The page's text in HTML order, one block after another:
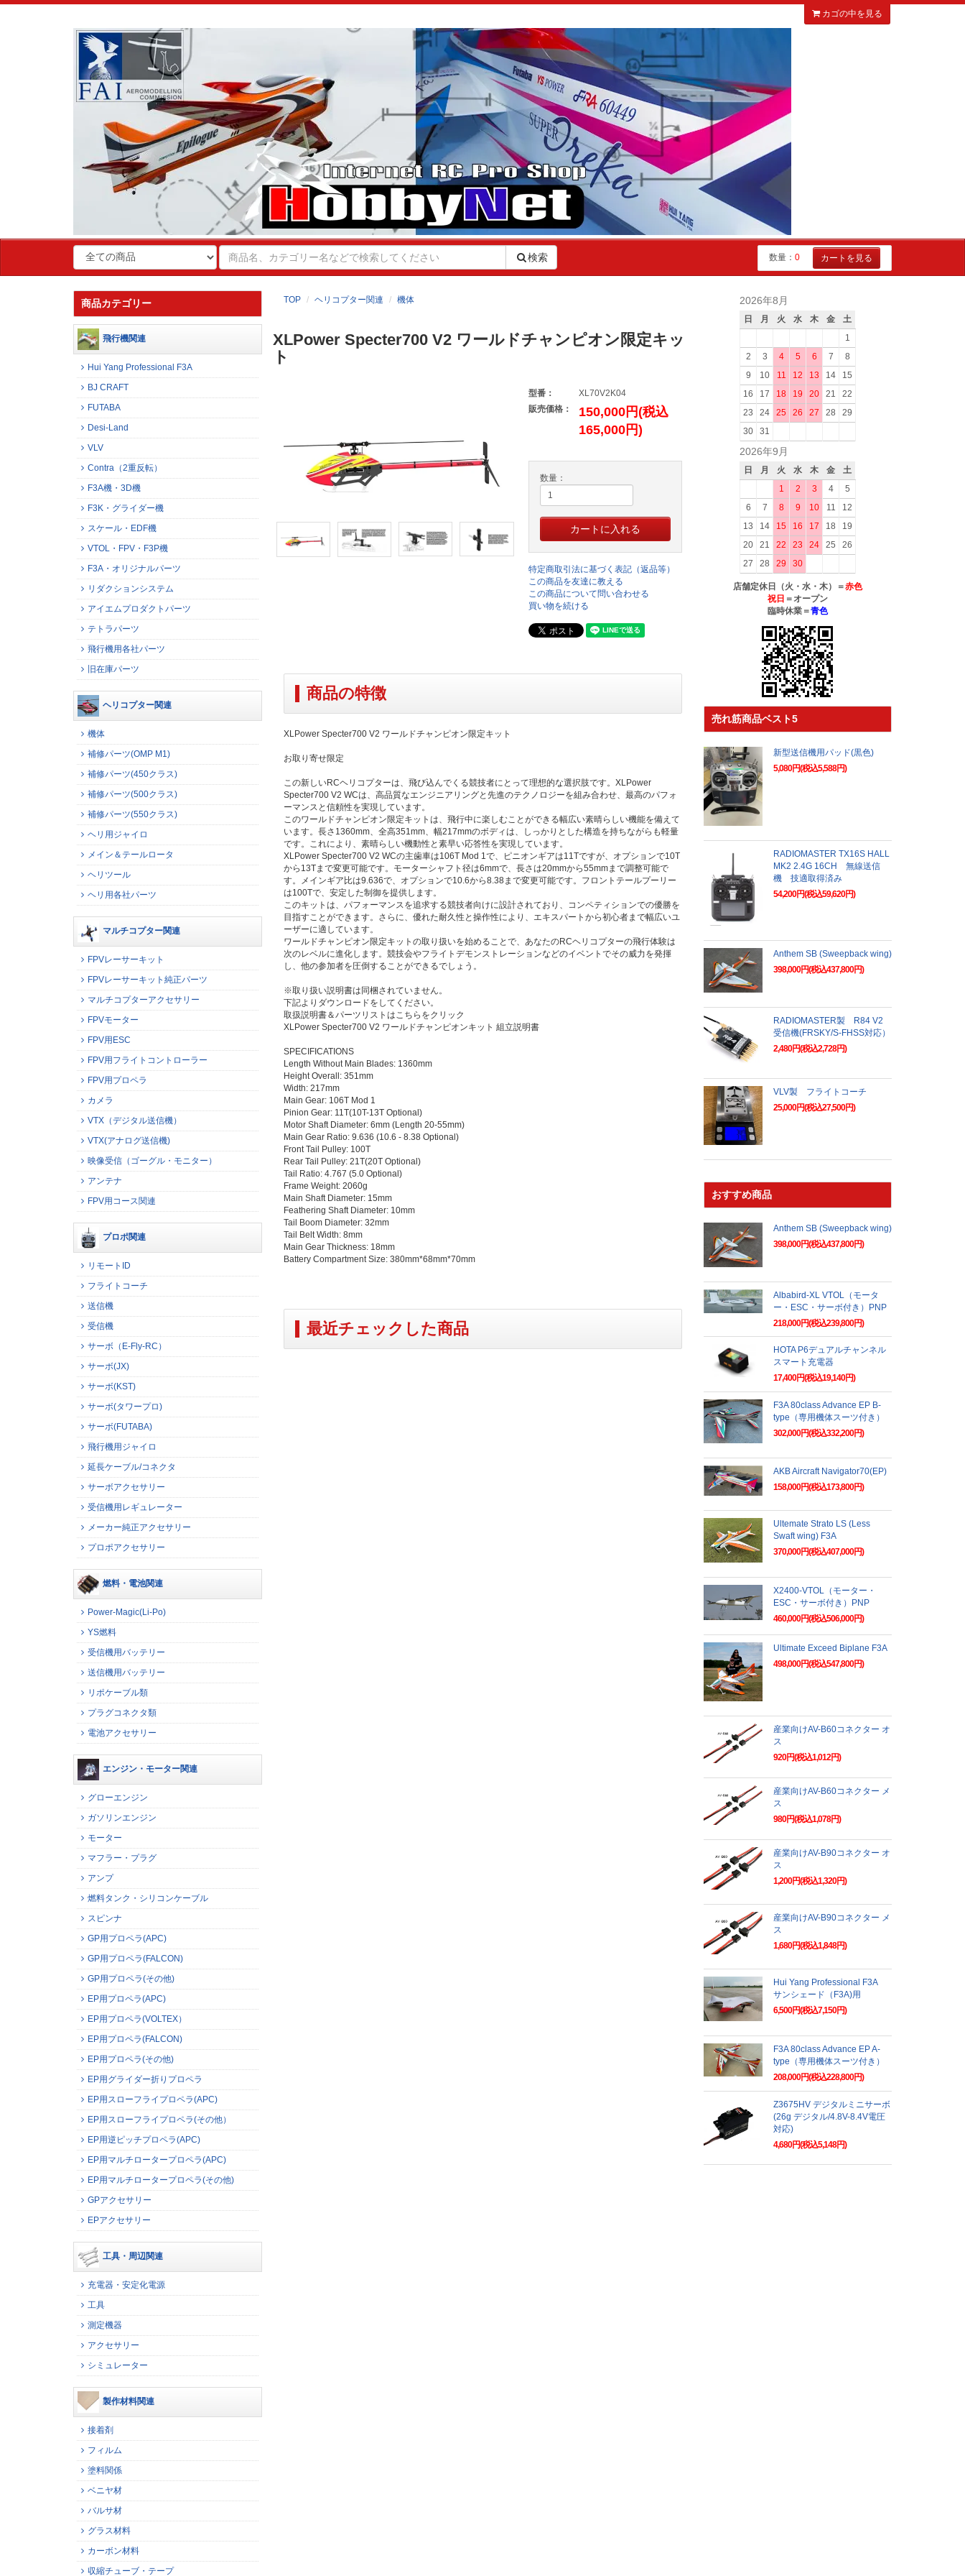
カゴの中を見る
検索 数量： 0 カートを見る
TOP ヘリコプター関連 機体
XLPower Specter700 V2 ワールドチャンピオン限定キッ
ト
型番：
XL70V2K04
販売価格：
150,000円(税込
165,000円)
数量：
特定商取引法に基づく表記（返品等）
この商品を友達に教える
この商品について問い合わせる
買い物を続ける
商品の特徴
XLPower Specter700 V2 ワールドチャンピオン限定キット
お取り寄せ限定
この新しいRCヘリコプターは、飛び込んでくる競技者にとって理想的な選択肢です。XLPower
Specter700 V2 WCは、高品質なエンジニアリングと先進のテクノロジーを組み合わせ、最高のパフォ
ーマンスと信頼性を実現しています。
このワールドチャンピオン限定キットは、飛行中に楽しむことができる幅広い素晴らしい機能を備えて
います。長さ1360mm、全高351mm、幅217mmのボディは、しっかりとした構造を持ちながらも軽量
です。これにより、素晴らしい機動性と素早い応答性を実現しています。
XLPower Specter700 V2 WCの主歯車は106T Mod 1で、ピニオンギアは11Tですが、オプションで10T
から13Tまで変更可能です。モーターシャフト径は6mmで、長さは20mmから55mmまで調整可能で
す。メインギア比は9.636で、オプションで10.6から8.38まで変更可能です。フロントテールプーリー
は100Tで、安定した制御を提供します。
このキットは、パフォーマンスを追求する競技者向けに設計されており、コンペティションでの優勝を
目指すことができます。さらに、優れた耐久性と操作性により、エキスパートから初心者まで幅広いユ
ーザーに適しています。
ワールドチャンピオン限定キットの取り扱いを始めることで、あなたのRCヘリコプターの飛行体験は
次のレベルに進化します。競技会やフライトデモンストレーションなどのイベントでその威力を発揮
し、他の参加者を圧倒することができるでしょう。
※取り扱い説明書は同梱されていません。
下記よりダウンロードをしてください。
取扱説明書＆パーツリストはこちらをクリック
XLPower Specter700 V2 ワールドチャンピオンキット 組立説明書
SPECIFICATIONS
Length Without Main Blades: 1360mm
Height Overall: 351mm
Width: 217mm
Main Gear: 106T Mod 1
Pinion Gear: 11T(10T-13T Optional)
Motor Shaft Diameter: 6mm (Length 20-55mm)
Main Gear Ratio: 9.636 (10.6 - 8.38 Optional)
Front Tail Pulley: 100T
Rear Tail Pulley: 21T(20T Optional)
Tail Ratio: 4.767 (5.0 Optional)
Frame Weight: 2060g
Main Shaft Diameter: 15mm
Feathering Shaft Diameter: 10mm
Tail Boom Diameter: 32mm
Tail Belt Width: 8mm
Main Gear Thickness: 18mm
Battery Compartment Size: 380mm*68mm*70mm
最近チェックした商品
商品カテゴリー
飛行機関連
Hui Yang Professional F3A
BJ CRAFT
FUTABA
Desi-Land
VLV
Contra（2重反転）
F3A機・3D機
F3K・グライダー機
スケール・EDF機
VTOL・FPV・F3P機
F3A・オリジナルパーツ
リダクションシステム
アイエムプロダクトパーツ
テトラパーツ
飛行機用各社パーツ
旧在庫パーツ
ヘリコプター関連
機体
補修パーツ(OMP M1)
補修パーツ(450クラス)
補修パーツ(500クラス)
補修パーツ(550クラス)
ヘリ用ジャイロ
メイン＆テールロータ
ヘリツール
ヘリ用各社パーツ
マルチコプター関連
FPVレーサーキット
FPVレーサーキット純正パーツ
マルチコプターアクセサリー
FPVモーター
FPV用ESC
FPV用フライトコントローラー
FPV用プロペラ
カメラ
VTX（デジタル送信機）
VTX(アナログ送信機)
映像受信（ゴーグル・モニター）
アンテナ
FPV用コース関連
プロポ関連
リモートID
フライトコーチ
送信機
受信機
サーボ（E-Fly-RC）
サーボ(JX)
サーボ(KST)
サーボ(タワープロ)
サーボ(FUTABA)
飛行機用ジャイロ
延長ケーブル/コネクタ
サーボアクセサリー
受信機用レギュレーター
メーカー純正アクセサリー
プロポアクセサリー
燃料・電池関連
Power-Magic(Li-Po)
YS燃料
受信機用バッテリー
送信機用バッテリー
リポケーブル類
プラグコネクタ類
電池アクセサリー
エンジン・モーター関連
グローエンジン
ガソリンエンジン
モーター
マフラー・プラグ
アンプ
燃料タンク・シリコンケーブル
スピンナ
GP用プロペラ(APC)
GP用プロペラ(FALCON)
GP用プロペラ(その他)
EP用プロペラ(APC)
EP用プロペラ(VOLTEX）
EP用プロペラ(FALCON)
EP用プロペラ(その他)
EP用グライダー折りプロペラ
EP用スローフライプロペラ(APC)
EP用スローフライプロペラ(その他）
EP用逆ピッチプロペラ(APC)
EP用マルチロータープロペラ(APC)
EP用マルチロータープロペラ(その他)
GPアクセサリー
EPアクセサリー
工具・周辺関連
充電器・安定化電源
工具
測定機器
アクセサリー
シミュレーター
製作材料関連
接着剤
フィルム
塗料関係
ベニヤ材
バルサ材
グラス材料
カーボン材料
収縮チューブ・テープ
2026年8月
日 月 火 水 木 金
土
1
2
3 4 5 6 7
8
9
10 11 12 13 14
15
16
17 18 19 20 21
22
23
24 25 26 27 28
29
30
31
2026年9月
日 月 火 水 木 金
土
1
2 3 4
5
6
7 8 9 10 11
12
13
14 15 16 17 18
19
20
21 22 23 24 25
26
27
28 29 30
店舗定休日（火・水・木）＝赤色
祝日 ＝オープン
臨時休業＝青色
売れ筋商品ベスト5
新型送信機用パッド(黒色)
5,080円(税込5,588円)
RADIOMASTER TX16S HALL
MK2 2.4G 16CH 無線送信
機 技適取得済み
54,200円(税込59,620円)
Anthem SB (Sweepback wing)
398,000円(税込437,800円)
RADIOMASTER製 R84 V2
受信機(FRSKY/S-FHSS対応）
2,480円(税込2,728円)
VLV製 フライトコーチ
25,000円(税込27,500円)
おすすめ商品
Anthem SB (Sweepback wing)
398,000円(税込437,800円)
Albabird-XL VTOL（モータ
ー・ESC・サーボ付き）PNP
218,000円(税込239,800円)
HOTA P6デュアルチャンネル
スマート充電器
17,400円(税込19,140円)
F3A 80class Advance EP B-
type（専用機体スーツ付き）
302,000円(税込332,200円)
AKB Aircraft Navigator70(EP)
158,000円(税込173,800円)
Ultemate Strato LS (Less
Swaft wing) F3A
370,000円(税込407,000円)
X2400-VTOL（モーター・
ESC・サーボ付き）PNP
460,000円(税込506,000円)
Ultimate Exceed Biplane F3A
498,000円(税込547,800円)
産業向けAV-B60コネクター オ
ス
920円(税込1,012円)
産業向けAV-B60コネクター メ
ス
980円(税込1,078円)
産業向けAV-B90コネクター オ
ス
1,200円(税込1,320円)
産業向けAV-B90コネクター メ
ス
1,680円(税込1,848円)
Hui Yang Professional F3A
サンシェード（F3A)用
6,500円(税込7,150円)
F3A 80class Advance EP A-
type（専用機体スーツ付き）
208,000円(税込228,800円)
Z3675HV デジタルミニサーボ
(26g デジタル/4.8V-8.4V電圧
対応)
4,680円(税込5,148円)